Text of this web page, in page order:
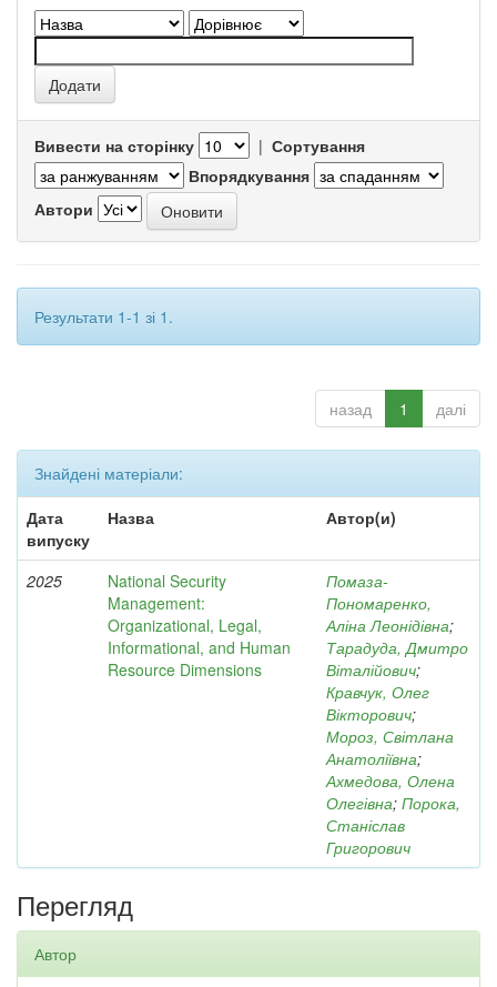
Вивести на сторінку | Сортування
Впорядкування
Автори
Результати 1-1 зі 1.
назад 1 далі
Знайдені матеріали:
Дата
випуску
Назва Автор(и)
2025
National Security
Management:
Organizational, Legal,
Informational, and Human
Resource Dimensions
Помаза-
Пономаренко,
Аліна Леонідівна;
Тарадуда, Дмитро
Віталійович;
Кравчук, Олег
Вікторович;
Мороз, Світлана
Анатоліївна;
Ахмедова, Олена
Олегівна; Порока,
Станіслав
Григорович
Перегляд
Автор